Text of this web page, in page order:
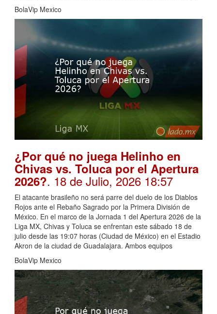
BolaVip Mexico
¿Por qué no juega Helinho en
Chivas vs. Toluca por el Apertura
2026?. 18 de Julio, 2026 18:57
El atacante brasileño no será parre del duelo de los Diablos
Rojos ante el Rebaño Sagrado por la Primera División de
México. En el marco de la Jornada 1 del Apertura 2026 de la
Liga MX, Chivas y Toluca se enfrentan este sábado 18 de
julio desde las 19:07 horas (Ciudad de México) en el Estadio
Akron de la ciudad de Guadalajara. Ambos equipos
BolaVip Mexico